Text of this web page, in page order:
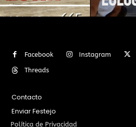
Facebook Instagram
Threads
Contacto
Enviar Festejo
Política de Privacidad